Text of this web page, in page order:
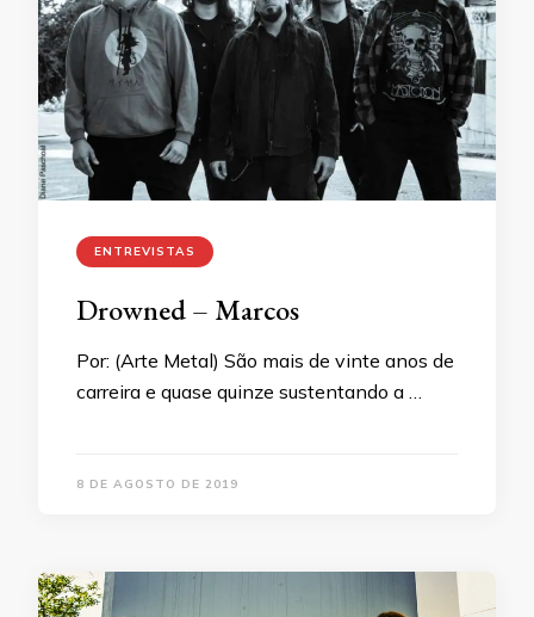
ENTREVISTAS
Drowned – Marcos
Por: (Arte Metal) São mais de vinte anos de
carreira e quase quinze sustentando a …
8 DE AGOSTO DE 2019